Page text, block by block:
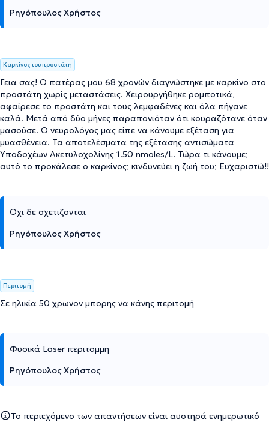
Ρηγόπουλος Χρήστος
Καρκίνος του προστάτη
Γεια σας! Ο πατέρας μου 68 χρονών διαγνώστηκε με καρκίνο στο
προστάτη χωρίς μεταστάσεις. Χειρουργήθηκε ρομποτικά,
αφαίρεσε το προστάτη και τους λεμφαδένες και όλα πήγανε
καλά. Μετά από δύο μήνες παραπονιόταν ότι κουραζότανε όταν
μασούσε. Ο νευρολόγος μας είπε να κάνουμε εξέταση για
μυασθένεια. Τα αποτελέσματα της εξέτασης αντισώματα
Υποδοχέων Ακετυλοχολίνης 1.50 nmoles/L. Τώρα τι κάνουμε;
αυτό το προκάλεσε ο καρκίνος; κινδυνεύει η ζωή του; Ευχαριστώ!!
Οχι δε σχετιζονται
Ρηγόπουλος Χρήστος
Περιτομή
Σε ηλικία 50 χρωνον μπορης να κάνης περιτομή
Φυσικά Laser περιτομμη
Ρηγόπουλος Χρήστος
Το περιεχόμενο των απαντήσεων είναι αυστηρά ενημερωτικό